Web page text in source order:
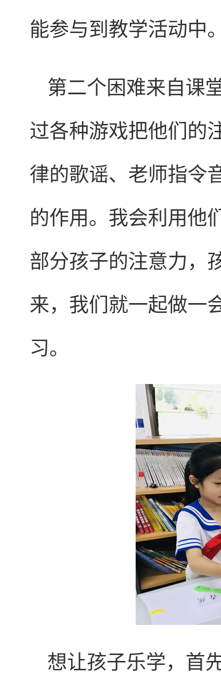
能参与到教学活动中
第二个困难来自课
过各种游戏把他们的
律的歌谣、老师指令
的作用。我会利用他
部分孩子的注意力，
来，我们就一起做一
习。
想让孩子乐学，首